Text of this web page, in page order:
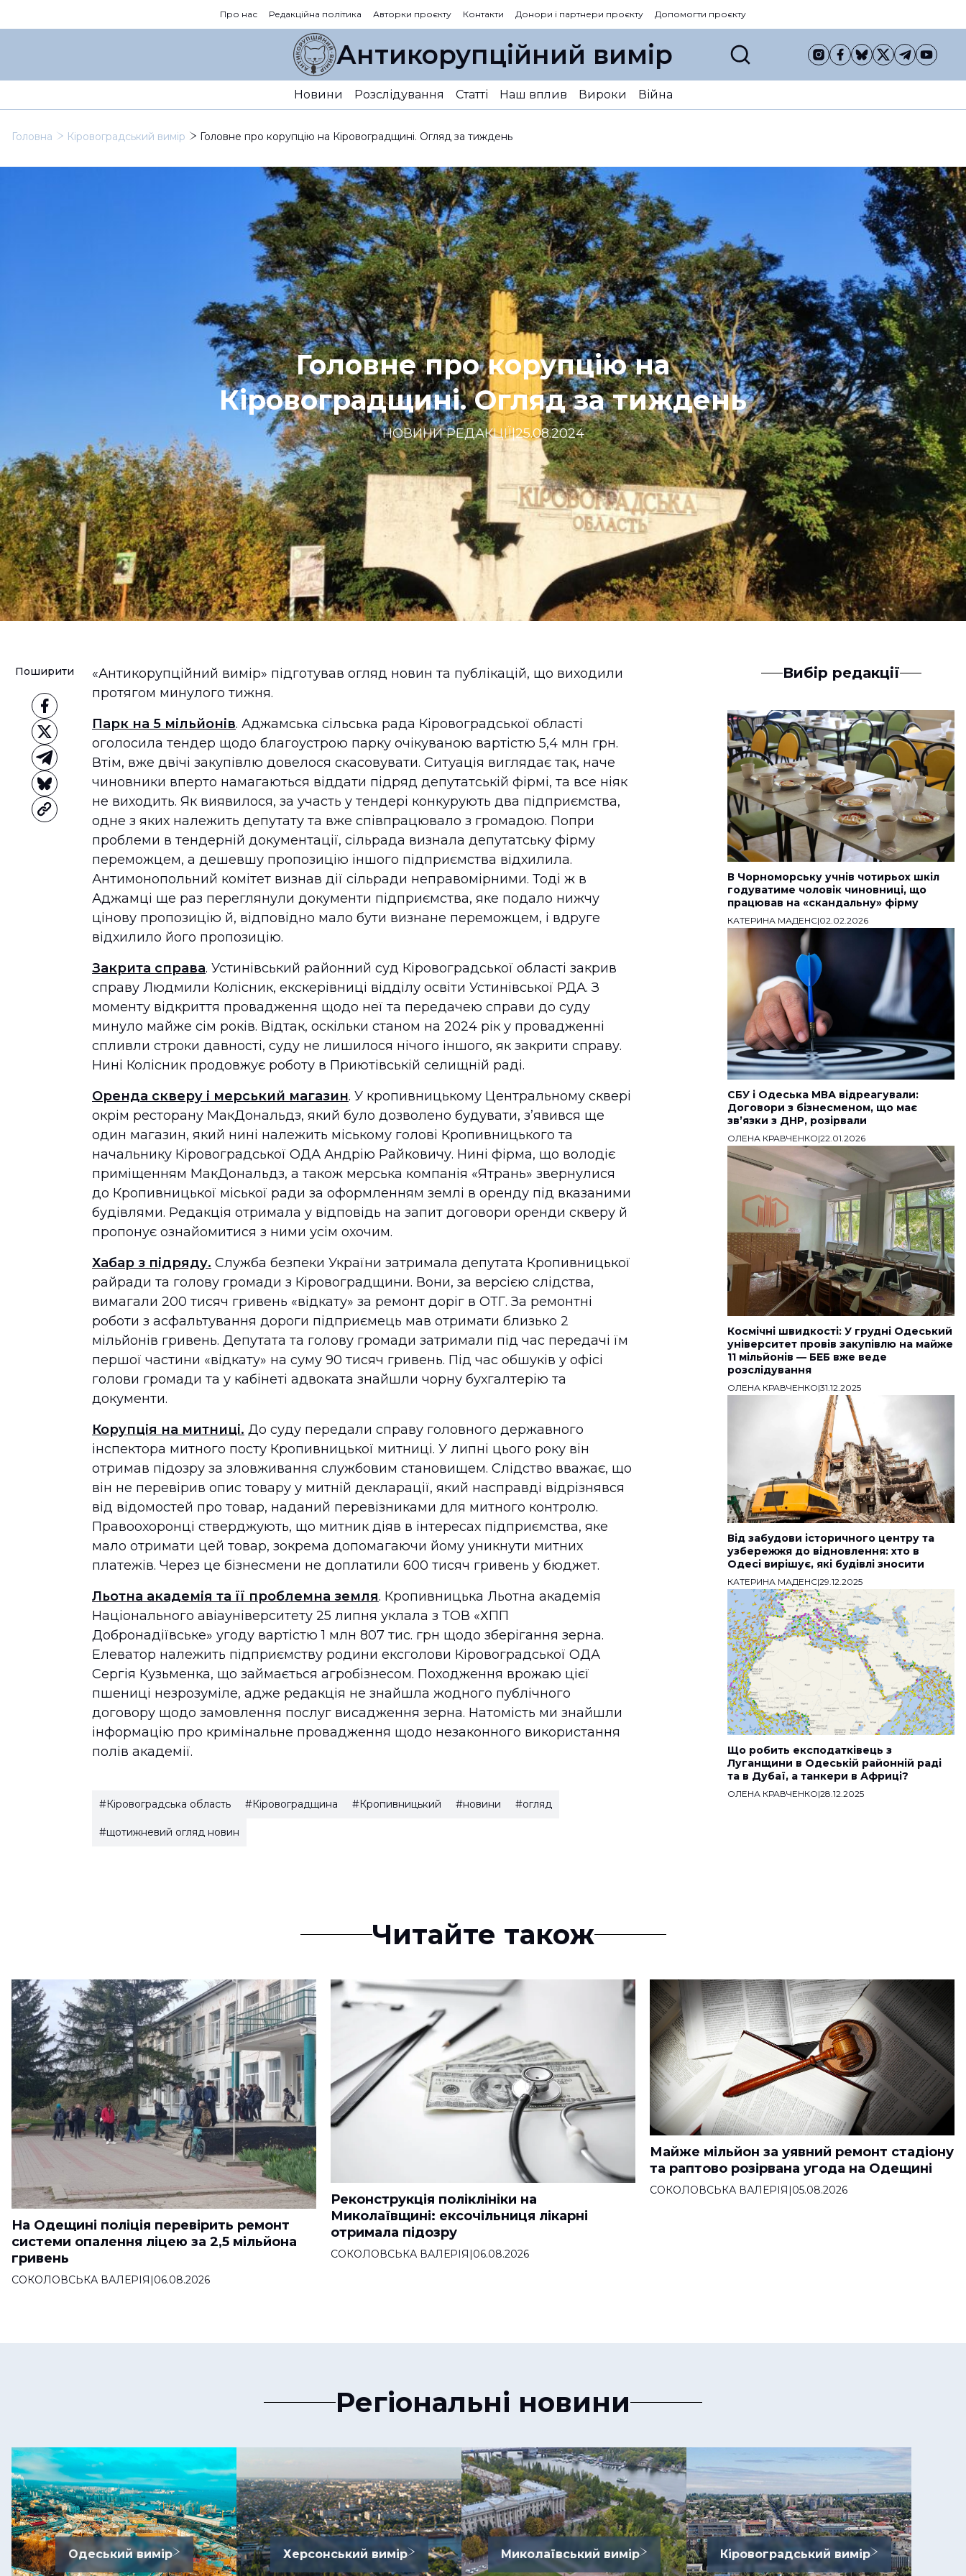
Про нас Редакційна політика Авторки проєкту Контакти Донори і партнери проєкту Допомогти проєкту
Антикорупційний вимір
Новини Розслідування Статті Наш вплив Вироки Війна
Головна Кіровоградський вимір Головне про корупцію на Кіровоградщині. Огляд за тиждень
Головне про корупцію на
Кіровоградщині. Огляд за тиждень
НОВИНИ РЕДАКЦІЇ|25.08.2024
Поширити
«Антикорупційний вимір» підготував огляд новин та публікацій, що виходили
протягом минулого тижня.
Парк на 5 мільйонів. Аджамська сільська рада Кіровоградської області
оголосила тендер щодо благоустрою парку очікуваною вартістю 5,4 млн грн.
Втім, вже двічі закупівлю довелося скасовувати. Ситуація виглядає так, наче
чиновники вперто намагаються віддати підряд депутатській фірмі, та все ніяк
не виходить. Як виявилося, за участь у тендері конкурують два підприємства,
одне з яких належить депутату та вже співпрацювало з громадою. Попри
проблеми в тендерній документації, сільрада визнала депутатську фірму
переможцем, а дешевшу пропозицію іншого підприємства відхилила.
Антимонопольний комітет визнав дії сільради неправомірними. Тоді ж в
Аджамці ще раз переглянули документи підприємства, яке подало нижчу
цінову пропозицію й, відповідно мало бути визнане переможцем, і вдруге
відхилило його пропозицію.
Закрита справа. Устинівський районний суд Кіровоградської області закрив
справу Людмили Колісник, екскерівниці відділу освіти Устинівської РДА. З
моменту відкриття провадження щодо неї та передачею справи до суду
минуло майже сім років. Відтак, оскільки станом на 2024 рік у провадженні
спливли строки давності, суду не лишилося нічого іншого, як закрити справу.
Нині Колісник продовжує роботу в Приютівській селищній раді.
Оренда скверу і мерський магазин. У кропивницькому Центральному сквері
окрім ресторану МакДональдз, який було дозволено будувати, з’явився ще
один магазин, який нині належить міському голові Кропивницького та
начальнику Кіровоградської ОДА Андрію Райковичу. Нині фірма, що володіє
приміщенням МакДональдз, а також мерська компанія «Ятрань» звернулися
до Кропивницької міської ради за оформленням землі в оренду під вказаними
будівлями. Редакція отримала у відповідь на запит договори оренди скверу й
пропонує ознайомитися з ними усім охочим.
Хабар з підряду. Служба безпеки України затримала депутата Кропивницької
райради та голову громади з Кіровоградщини. Вони, за версією слідства,
вимагали 200 тисяч гривень «відкату» за ремонт доріг в ОТГ. За ремонтні
роботи з асфальтування дороги підприємець мав отримати близько 2
мільйонів гривень. Депутата та голову громади затримали під час передачі їм
першої частини «відкату» на суму 90 тисяч гривень. Під час обшуків у офісі
голови громади та у кабінеті адвоката знайшли чорну бухгалтерію та
документи.
Корупція на митниці. До суду передали справу головного державного
інспектора митного посту Кропивницької митниці. У липні цього року він
отримав підозру за зловживання службовим становищем. Слідство вважає, що
він не перевірив опис товару у митній декларації, який насправді відрізнявся
від відомостей про товар, наданий перевізниками для митного контролю.
Правоохоронці стверджують, що митник діяв в інтересах підприємства, яке
мало отримати цей товар, зокрема допомагаючи йому уникнути митних
платежів. Через це бізнесмени не доплатили 600 тисяч гривень у бюджет.
Льотна академія та її проблемна земля. Кропивницька Льотна академія
Національного авіауніверситету 25 липня уклала з ТОВ «ХПП
Добронадіївське» угоду вартістю 1 млн 807 тис. грн щодо зберігання зерна.
Елеватор належить підприємству родини ексголови Кіровоградської ОДА
Сергія Кузьменка, що займається агробізнесом. Походження врожаю цієї
пшениці незрозуміле, адже редакція не знайшла жодного публічного
договору щодо замовлення послуг висадження зерна. Натомість ми знайшли
інформацію про кримінальне провадження щодо незаконного використання
полів академії.
#Кіровоградська область #Кіровоградщина #Кропивницький #новини #огляд
#щотижневий огляд новин
Вибір редакції
В Чорноморську учнів чотирьох шкіл
годуватиме чоловік чиновниці, що
працював на «скандальну» фірму
КАТЕРИНА МАДЕНС|02.02.2026
СБУ і Одеська МВА відреагували:
Договори з бізнесменом, що має
звʼязки з ДНР, розірвали
ОЛЕНА КРАВЧЕНКО|22.01.2026
Космічні швидкості: У грудні Одеський
університет провів закупівлю на майже
11 мільйонів — БЕБ вже веде
розслідування
ОЛЕНА КРАВЧЕНКО|31.12.2025
Від забудови історичного центру та
узбережжя до відновлення: хто в
Одесі вирішує, які будівлі зносити
КАТЕРИНА МАДЕНС|29.12.2025
Що робить експодатківець з
Луганщини в Одеській районній раді
та в Дубаї, а танкери в Африці?
ОЛЕНА КРАВЧЕНКО|28.12.2025
Читайте також
На Одещині поліція перевірить ремонт
системи опалення ліцею за 2,5 мільйона
гривень
СОКОЛОВСЬКА ВАЛЕРІЯ|06.08.2026
Реконструкція поліклініки на
Миколаївщині: ексочільниця лікарні
отримала підозру
СОКОЛОВСЬКА ВАЛЕРІЯ|06.08.2026
Майже мільйон за уявний ремонт стадіону
та раптово розірвана угода на Одещині
СОКОЛОВСЬКА ВАЛЕРІЯ|05.08.2026
Регіональні новини
Одеський вимір Херсонський вимір Миколаївський вимір Кіровоградський вимір